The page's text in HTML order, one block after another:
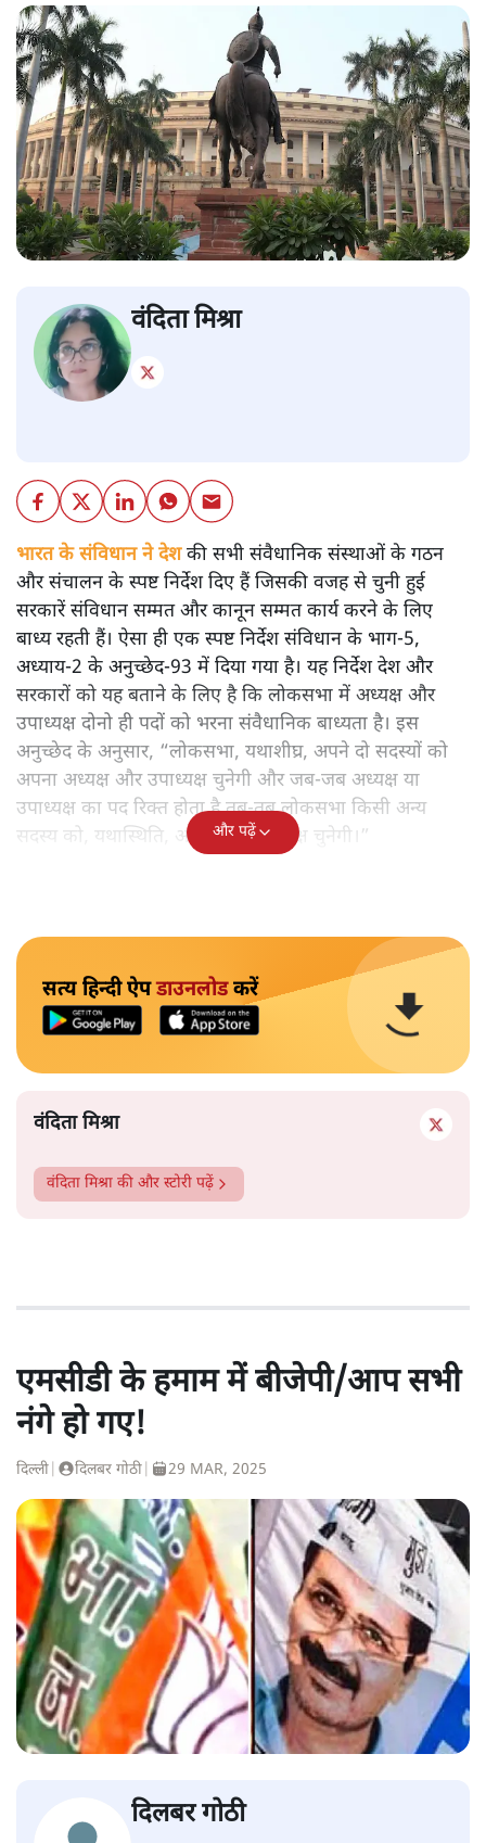
वंदिता मिश्रा
भारत के संविधान ने देशकी सभी संवैधानिक संस्थाओं के गठन
और संचालन के स्पष्ट निर्देश दिए हैं जिसकी वजह से चुनी हुई
सरकारें संविधान सम्मत और कानून सम्मत कार्य करने के लिए
बाध्य रहती हैं। ऐसा ही एक स्पष्ट निर्देश संविधान के भाग-5,
अध्याय-2 के अनुच्छेद-93 में दिया गया है। यह निर्देश देश और
सरकारों को यह बताने के लिए है कि लोकसभा में अध्यक्ष और
उपाध्यक्ष दोनो ही पदों को भरना संवैधानिक बाध्यता है। इस
अनुच्छेद के अनुसार, “लोकसभा, यथाशीघ्र, अपने दो सदस्यों को
अपना अध्यक्ष और उपाध्यक्ष चुनेगी और जब-जब अध्यक्ष या
उपाध्यक्ष का पद रिक्त होता है तब-तब लोकसभा किसी अन्य
सदस्य को, यथास्थिति, अध्यक्ष या उपाध्यक्ष चुनेगी।”
और पढ़ें
सत्य हिन्दी ऐपडाउनलोडकरें
वंदिता मिश्रा
वंदिता मिश्रा की और स्टोरी पढ़ें
एमसीडी के हमाम में बीजेपी/आप सभी
नंगे हो गए!
दिल्ली दिलबर गोठी 29 MAR, 2025
दिलबर गोठी